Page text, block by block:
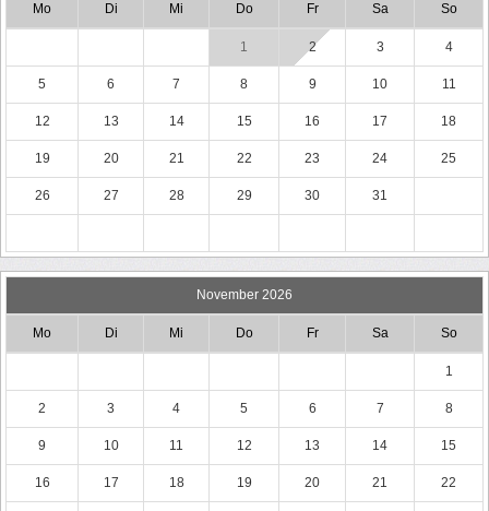
Mo Di Mi Do Fr Sa So
1 2 3 4
5 6 7 8 9 10 11
12 13 14 15 16 17 18
19 20 21 22 23 24 25
26 27 28 29 30 31
November 2026
Mo Di Mi Do Fr Sa So
1
2 3 4 5 6 7 8
9 10 11 12 13 14 15
16 17 18 19 20 21 22